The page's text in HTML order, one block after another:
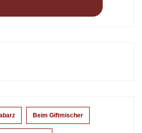
Beim Giftmischer